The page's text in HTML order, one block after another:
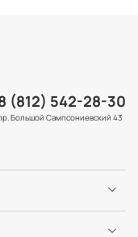
(812) 542-28-30
Большой Сампсониевский 43